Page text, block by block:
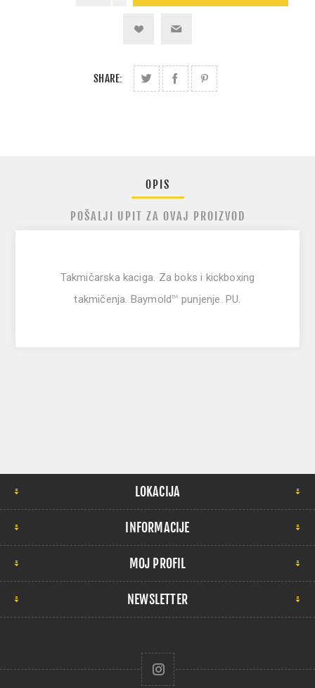
SHARE:
OPIS
POŠALJI UPIT ZA OVAJ PROIZVOD
Takmičarska kaciga. Za boks i kickboxing
takmičenja. Baymold TM punjenje. PU.
LOKACIJA
INFORMACIJE
MOJ PROFIL
NEWSLETTER